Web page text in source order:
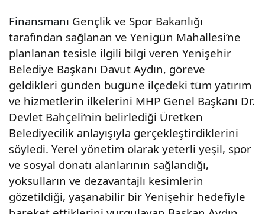
Finansmanı Gençlik ve Spor Bakanlığı
tarafından sağlanan ve Yenigün Mahallesi’ne
planlanan tesisle ilgili bilgi veren Yenişehir
Belediye Başkanı Davut Aydın, göreve
geldikleri günden bugüne ilçedeki tüm yatırım
ve hizmetlerin ilkelerini MHP Genel Başkanı Dr.
Devlet Bahçeli’nin belirlediği Üretken
Belediyecilik anlayışıyla gerçekleştirdiklerini
söyledi. Yerel yönetim olarak yeterli yeşil, spor
ve sosyal donatı alanlarının sağlandığı,
yoksulların ve dezavantajlı kesimlerin
gözetildiği, yaşanabilir bir Yenişehir hedefiyle